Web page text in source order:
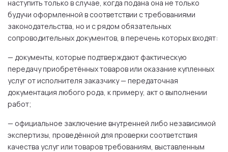
наступить только в случае, когда подана она не только
будучи оформленной в соответствии с требованиями
законодательства, но и с рядом обязательных
сопроводительных документов, в перечень которых входят:
— документы, которые подтверждают фактическую
передачу приобретённых товаров или оказание купленных
услуг от исполнителя заказчику — передаточная
документация любого рода, к примеру, акт о выполнении
работ;
— официальное заключение внутренней либо независимой
экспертизы, проведённой для проверки соответствия
качества услуг или товаров требованиям, выставленным